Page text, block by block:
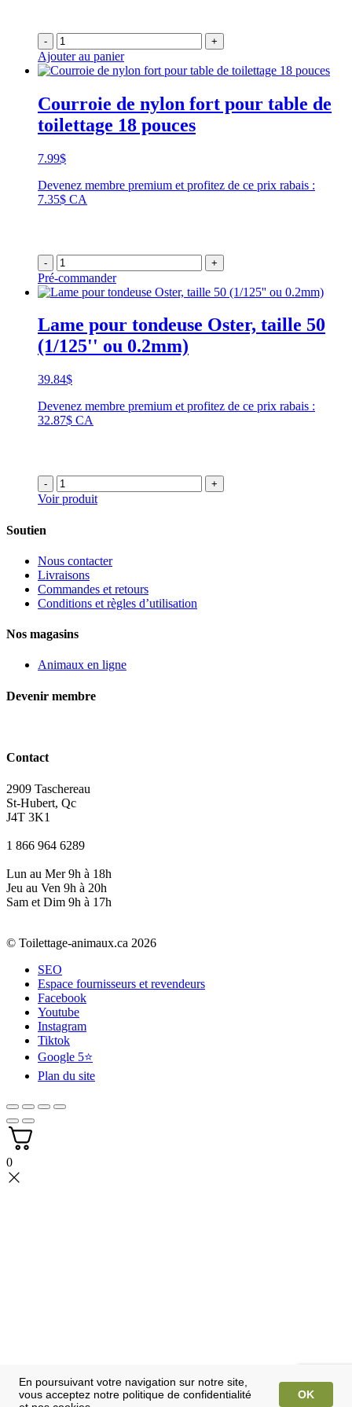
- +
Ajouter au panier
Courroie de nylon fort pour table de
toilettage 18 pouces
7.99$
Devenez membre premium et profitez de ce prix rabais :
7.35$ CA
- +
Pré-commander
Lame pour tondeuse Oster, taille 50
(1/125'' ou 0.2mm)
39.84$
Devenez membre premium et profitez de ce prix rabais :
32.87$ CA
- +
Voir produit
Soutien
Nous contacter
Livraisons
Commandes et retours
Conditions et règles d’utilisation
Nos magasins
Animaux en ligne
Devenir membre
Contact
2909 Taschereau
St-Hubert, Qc
J4T 3K1
1 866 964 6289
Lun au Mer 9h à 18h
Jeu au Ven 9h à 20h
Sam et Dim 9h à 17h
© Toilettage-animaux.ca 2026
SEO
Espace fournisseurs et revendeurs
Facebook
Youtube
Instagram
Tiktok
Google 5⭐
Plan du site
0
En poursuivant votre navigation sur notre site,
vous acceptez notre politique de confidentialité
OK